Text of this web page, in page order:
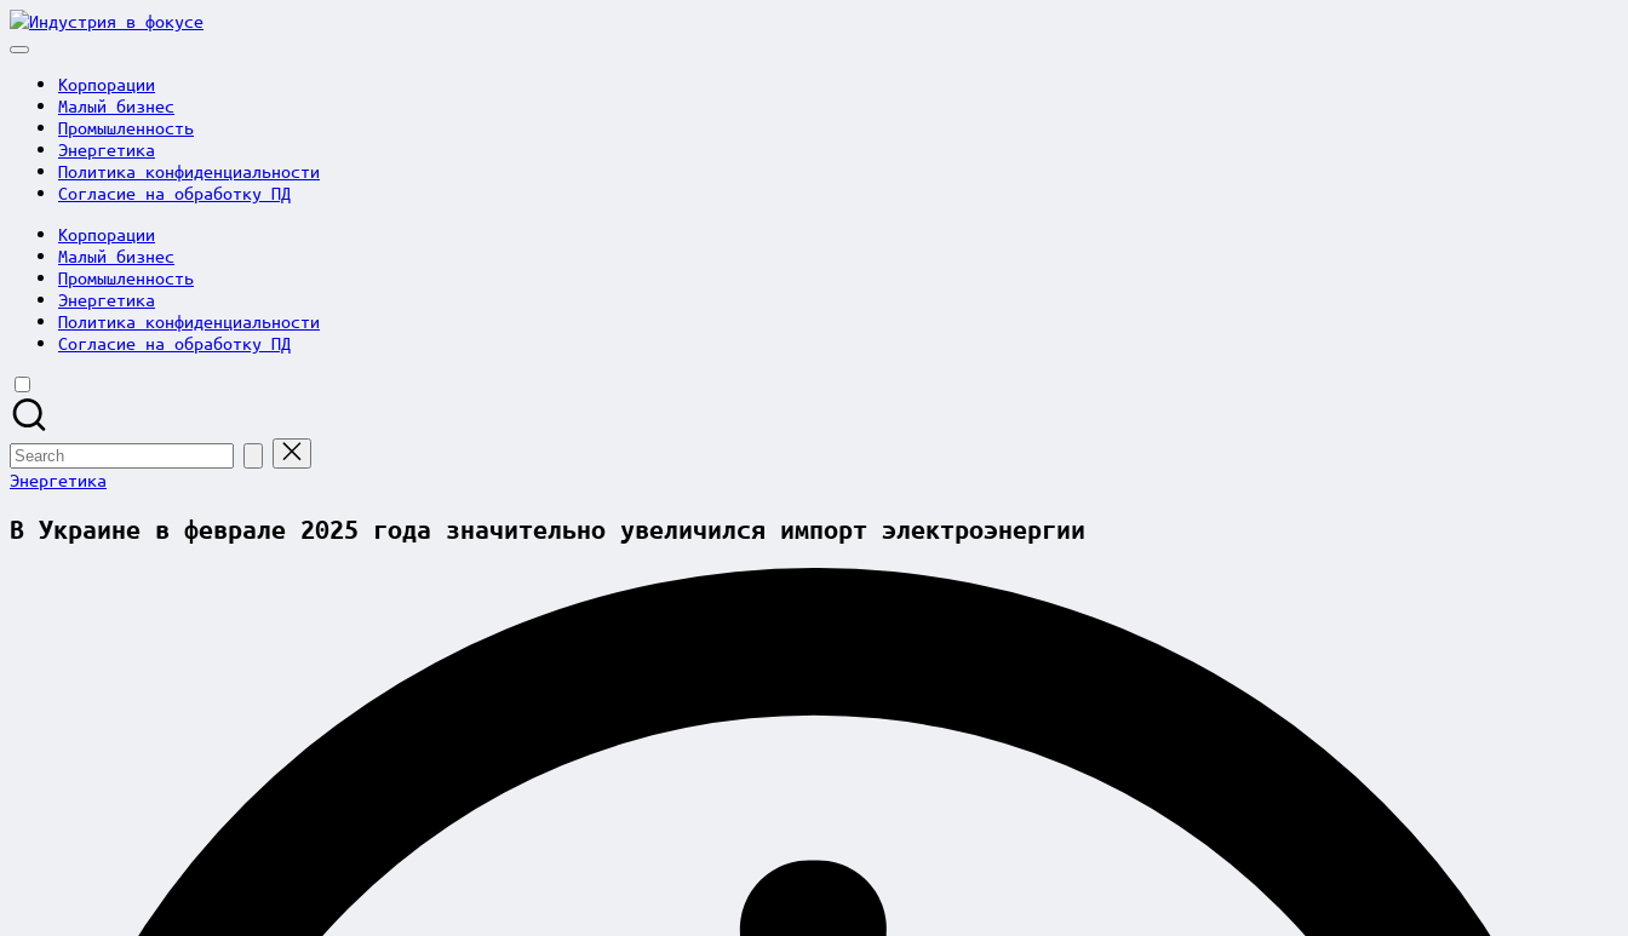
Skip
to
Индустрия
Корпорации
Малый бизнес
Промышленность
Энергетика
Политика конфиденциальности
Согласие на обработку ПД
Корпорации
Малый бизнес
Промышленность
Энергетика
Политика конфиденциальности
Согласие на обработку ПД
Search
for:
Posted
Энергетика
В Украине в феврале 2025 года значительно увеличился импорт электроэнергии